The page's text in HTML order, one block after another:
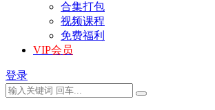
合集打包
视频课程
免费福利
VIP会员
登录